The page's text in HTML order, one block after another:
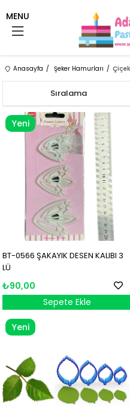
MENU
Anasayfa Şeker Hamurları
Sıralama
BT-0566 ŞAKAYIK DESEN KALIBI 3
LÜ
₺90,00
Sepete Ekle
Yeni
Yeni